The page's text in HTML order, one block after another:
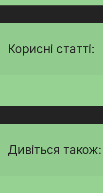
Корисні статті:
Дивіться також: